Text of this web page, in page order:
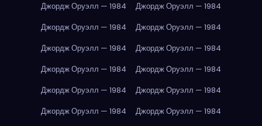
Джордж Оруэлл — 1984
Джордж Оруэлл — 1984
Джордж Оруэлл — 1984
Джордж Оруэлл — 1984
Джордж Оруэлл — 1984
Джордж Оруэлл — 1984
Джордж Оруэлл — 1984
Джордж Оруэлл — 1984
Джордж Оруэлл — 1984
Джордж Оруэлл — 1984
Джордж Оруэлл — 1984
Джордж Оруэлл — 1984